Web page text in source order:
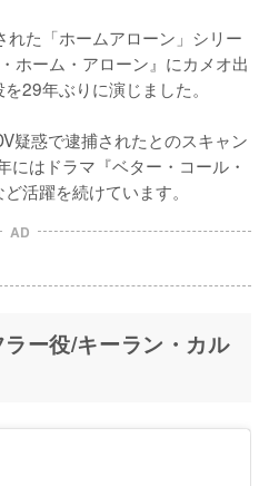
た「ホームアローン」シリー
ホーム・アローン』にカメオ出
29年ぶりに演じました。
疑惑で逮捕されたとのスキャン
はドラマ『ベター・コール・
活躍を続けています。
AD
ラー役/キーラン・カル